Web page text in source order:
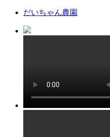
だいちゃん農園